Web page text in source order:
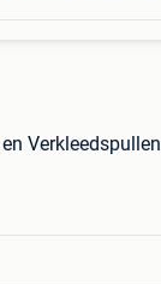
Verkleedspullen